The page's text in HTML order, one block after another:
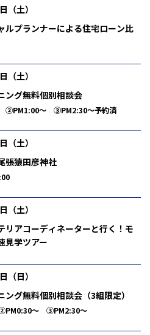
（土）
ルプランナーによる住宅ローン比
（土）
ング無料個別相談会
～ ③PM2:30～予約済
（土）
猿田彦神社
（土）
リアコーディネーターと行く！モ
見学ツアー
（日）
ング無料個別相談会（3組限定）
～ ③PM2:30～